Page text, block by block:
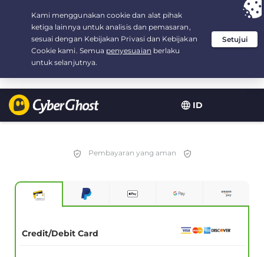
ID
Your choice: The Best Dealfor 2.1666666666667-years at $
/month
Pembayaran yang aman
Credit/Debit Card